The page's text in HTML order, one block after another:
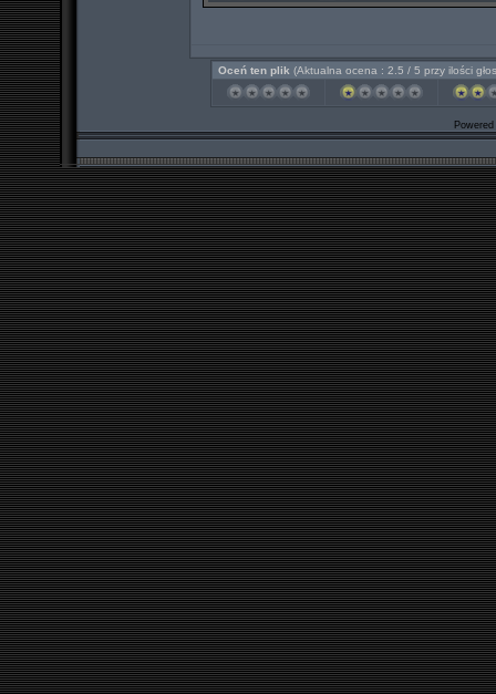
Oceń ten plik (Aktualna ocena : 2.5 / 5 przy ilości